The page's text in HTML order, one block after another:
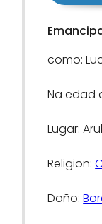
como:
Na edad
Lugar:
Religion:
Doño: